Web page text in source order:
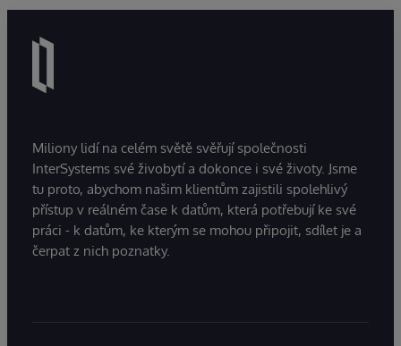
Miliony lidí na celém světě svěřují společnosti
InterSystems své živobytí a dokonce i své životy. Jsme
tu proto, abychom našim klientům zajistili spolehlivý
přístup v reálném čase k datům, která potřebují ke své
práci - k datům, ke kterým se mohou připojit, sdílet je a
čerpat z nich poznatky.